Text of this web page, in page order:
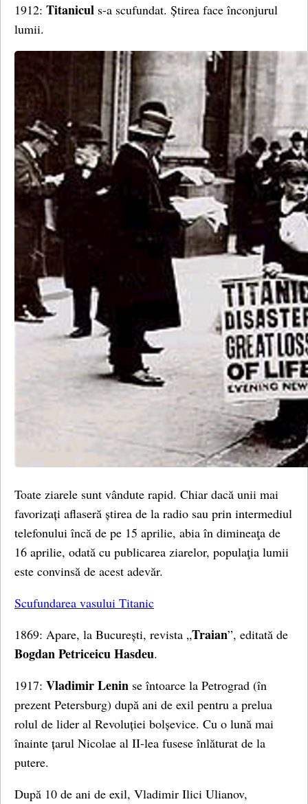
1912: Titanicul s-a scufundat. Știrea face înconjurul
lumii.
Toate ziarele sunt vândute rapid. Chiar dacă unii mai
favorizați aflaseră știrea de la radio sau prin intermediul
telefonului încă de pe 15 aprilie, abia în dimineaţa de
16 aprilie, odată cu publicarea ziarelor, populaţia lumii
este convinsă de acest adevăr.
Scufundarea vasului Titanic
1869: Apare, la București, revista „Traian”, editată de
Bogdan Petriceicu Hasdeu.
1917: Vladimir Lenin se întoarce la Petrograd (în
prezent Petersburg) după ani de exil pentru a prelua
rolul de lider al Revoluției bolșevice. Cu o lună mai
înainte țarul Nicolae al II-lea fusese înlăturat de la
putere.
După 10 de ani de exil, Vladimir Ilici Ulianov,